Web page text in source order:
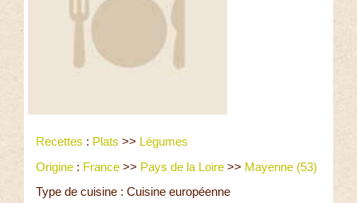
Recettes : Plats >> Légumes
Origine : France >> Pays de la Loire >> Mayenne (53)
Type de cuisine : Cuisine européenne